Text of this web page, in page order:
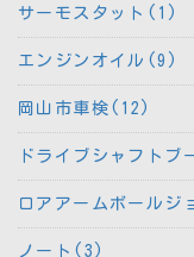
サーモスタット(1)
エンジンオイル(9)
岡山市車検(12)
ドライブシャフトブ
ロアアームボールジ
ノート(3)